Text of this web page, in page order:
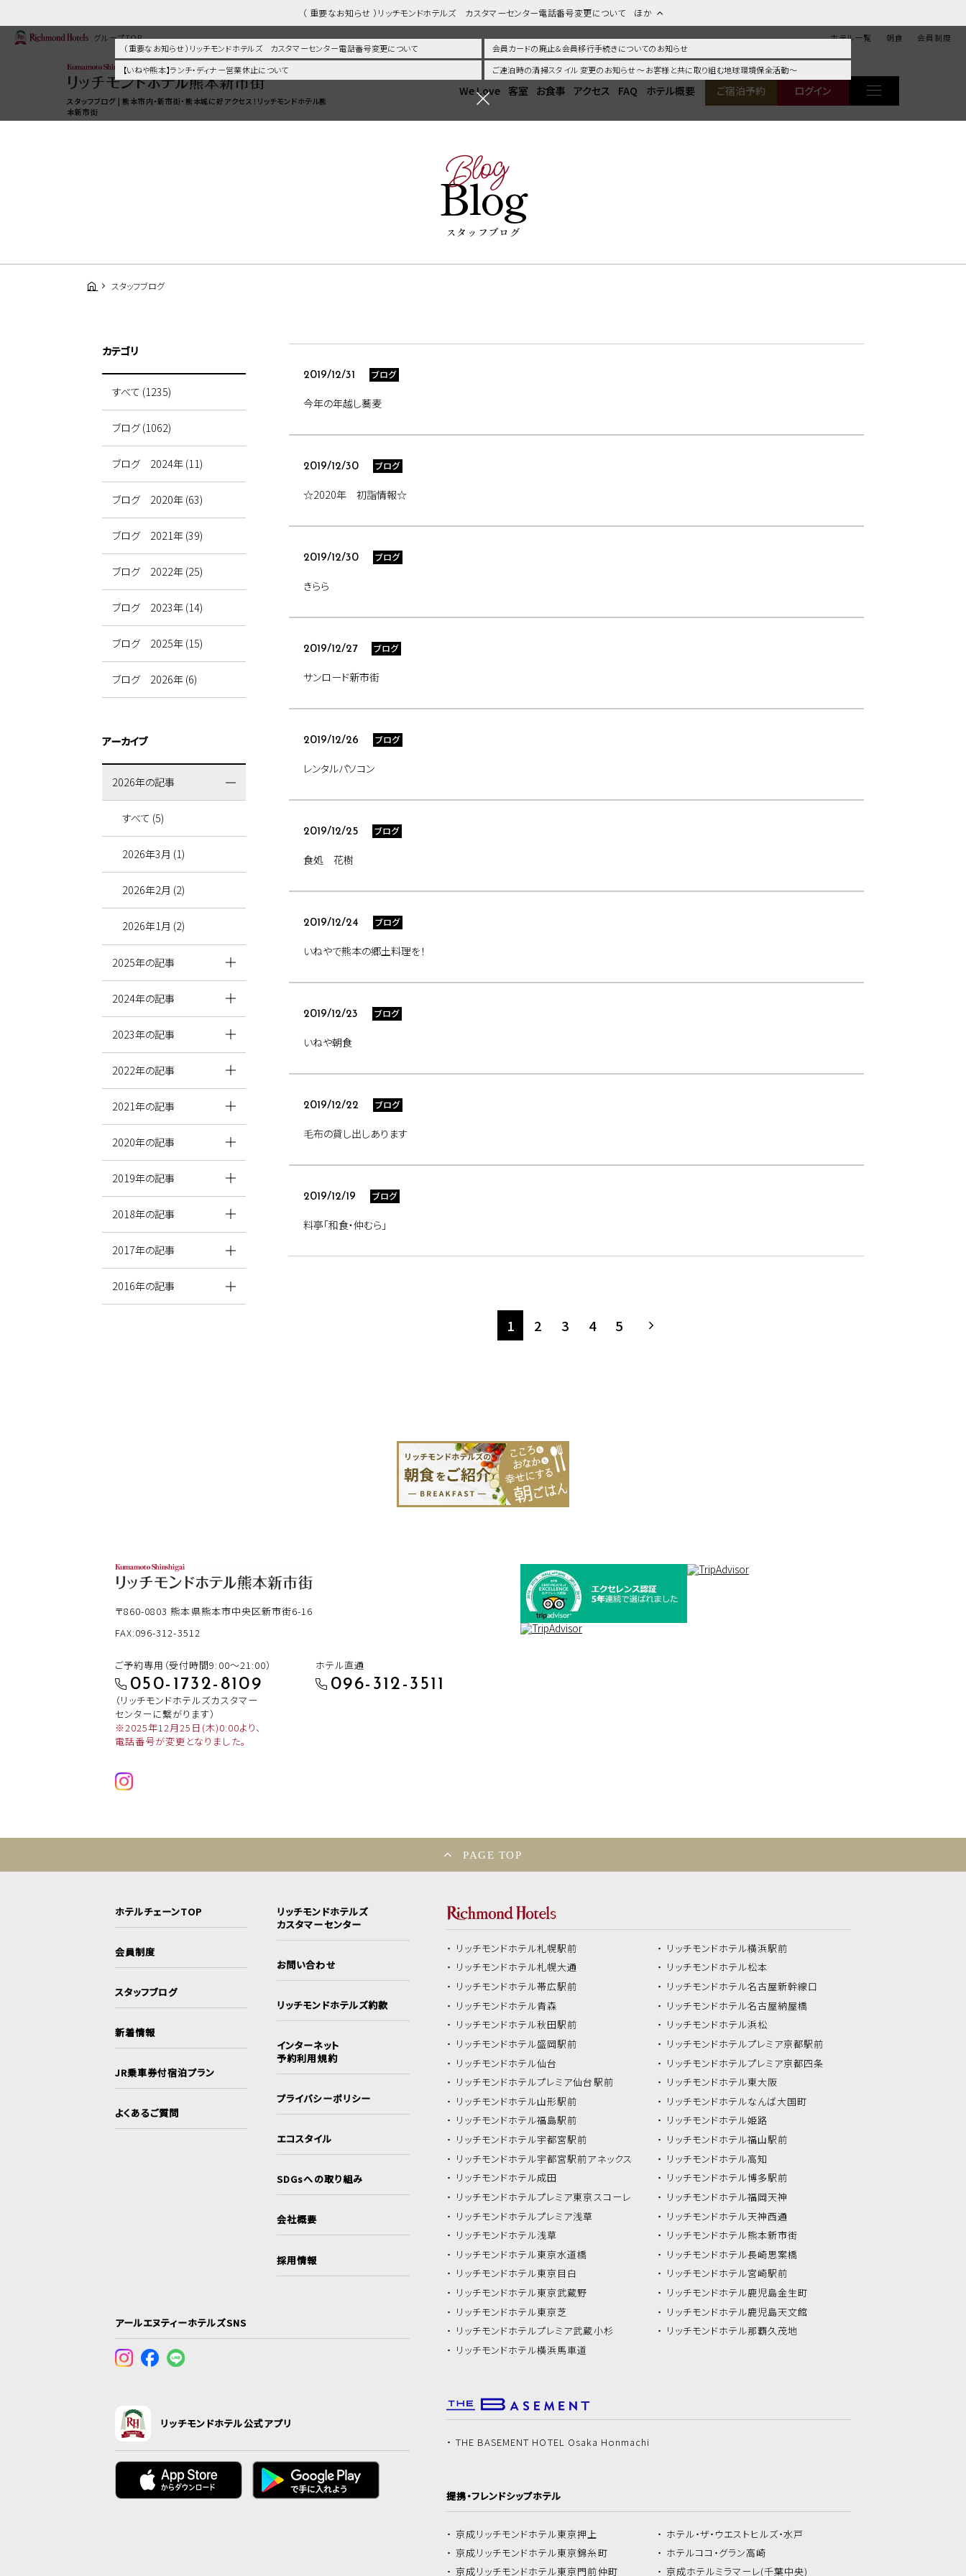
（ 重要なお知らせ ）リッチモンドホテルズ カスタマーセンター電話番号変更について ほか
（ 重要なお知らせ ）リッチモンドホテルズ カスタマーセンター電話番号変更について
会員カードの廃止＆会員移行手続きについてのお知らせ
【いねや熊本】ランチ・ディナー営業休止について
ご連泊時の清掃スタイル 変更のお知らせ ～お客様と共に取り組む地球環境保全活動～
グループTOP ホテル一覧 朝食 会員制度
スタッフブログ | 熊本市内・新市街・熊本城に好アクセス！リッチモンドホテル熊
本新市街
We Love 客室 お食事 アクセス FAQ ホテル概要 ご宿泊予約 ログイン
Blog
Blog
スタッフブログ
スタッフブログ
2019/12/31 ブログ
今年の年越し蕎麦
2019/12/30 ブログ
☆2020年 初詣情報☆
2019/12/30 ブログ
きらら
2019/12/27 ブログ
サンロード新市街
2019/12/26 ブログ
レンタルパソコン
2019/12/25 ブログ
食処 花樹
2019/12/24 ブログ
いねやで熊本の郷土料理を！
2019/12/23 ブログ
いねや朝食
2019/12/22 ブログ
毛布の貸し出しあります
2019/12/19 ブログ
料亭「和食・仲むら」
1 2 3 4 5
カテゴリ
すべて (1235)
ブログ (1062)
ブログ 2024年 (11)
ブログ 2020年 (63)
ブログ 2021年 (39)
ブログ 2022年 (25)
ブログ 2023年 (14)
ブログ 2025年 (15)
ブログ 2026年 (6)
アーカイブ
2026年の記事
すべて (5)
2026年3月 (1)
2026年2月 (2)
2026年1月 (2)
2025年の記事
2024年の記事
2023年の記事
2022年の記事
2021年の記事
2020年の記事
2019年の記事
2018年の記事
2017年の記事
2016年の記事
〒860-0803熊本県熊本市中央区新市街6-16
FAX:096-312-3512
ご予約専用（受付時間9:00～21:00）
050-1732-8109
（リッチモンドホテルズカスタマー
センターに繋がります）
※2025年12月25日(木)0:00より、
電話番号が変更となりました。
ホテル直通
096-312-3511
PAGE TOP
ホテルチェーンTOP
会員制度
スタッフブログ
新着情報
JR乗車券付宿泊プラン
よくあるご質問
リッチモンドホテルズ
カスタマーセンター
お問い合わせ
リッチモンドホテルズ約款
インターネット
予約利用規約
プライバシーポリシー
エコスタイル
SDGsへの取り組み
会社概要
採用情報
アールエヌティーホテルズSNS
リッチモンドホテル公式アプリ
リッチモンドホテル札幌駅前
リッチモンドホテル札幌大通
リッチモンドホテル帯広駅前
リッチモンドホテル青森
リッチモンドホテル秋田駅前
リッチモンドホテル盛岡駅前
リッチモンドホテル仙台
リッチモンドホテルプレミア仙台駅前
リッチモンドホテル山形駅前
リッチモンドホテル福島駅前
リッチモンドホテル宇都宮駅前
リッチモンドホテル宇都宮駅前アネックス
リッチモンドホテル成田
リッチモンドホテルプレミア東京スコーレ
リッチモンドホテルプレミア浅草
リッチモンドホテル浅草
リッチモンドホテル東京水道橋
リッチモンドホテル東京目白
リッチモンドホテル東京武蔵野
リッチモンドホテル東京芝
リッチモンドホテルプレミア武蔵小杉
リッチモンドホテル横浜馬車道
リッチモンドホテル横浜駅前
リッチモンドホテル松本
リッチモンドホテル名古屋新幹線口
リッチモンドホテル名古屋納屋橋
リッチモンドホテル浜松
リッチモンドホテルプレミア京都駅前
リッチモンドホテルプレミア京都四条
リッチモンドホテル東大阪
リッチモンドホテルなんば大国町
リッチモンドホテル姫路
リッチモンドホテル福山駅前
リッチモンドホテル高知
リッチモンドホテル博多駅前
リッチモンドホテル福岡天神
リッチモンドホテル天神西通
リッチモンドホテル熊本新市街
リッチモンドホテル長崎思案橋
リッチモンドホテル宮崎駅前
リッチモンドホテル鹿児島金生町
リッチモンドホテル鹿児島天文館
リッチモンドホテル那覇久茂地
THE BASEMENT HOTEL Osaka Honmachi
提携・フレンドシップホテル
京成リッチモンドホテル東京押上 ホテル・ザ・ ウエストヒルズ・水戸
京成リッチモンドホテル東京錦糸町 ホテルココ・グラン高崎
京成リッチモンドホテル東京門前仲町 京成ホテルミラマーレ(千葉中央)